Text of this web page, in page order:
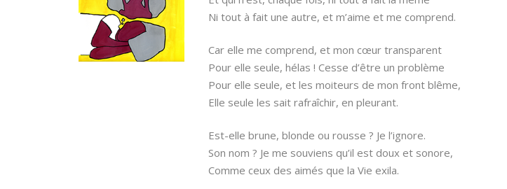
Ni tout à fait une autre, et m’aime et me comprend.
Car elle me comprend, et mon cœur transparent
Pour elle seule, hélas ! Cesse d’être un problème
Pour elle seule, et les moiteurs de mon front blême,
Elle seule les sait rafraîchir, en pleurant.
Est-elle brune, blonde ou rousse ? Je l’ignore.
Son nom ? Je me souviens qu’il est doux et sonore,
Comme ceux des aimés que la Vie exila.